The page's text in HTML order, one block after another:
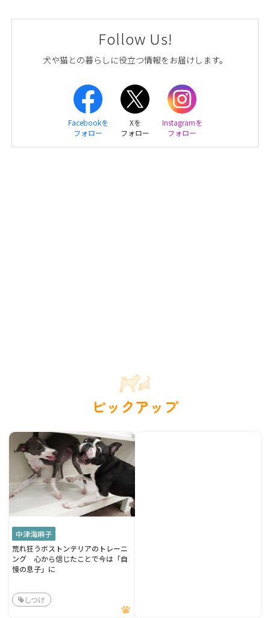
Follow Us!
犬や猫との暮らしに役立つ情報をお届けします。
Facebookを
フォロー
Xを
フォロー
Instagramを
フォロー
ピックアップ
中津海麻子
荒れ狂うボストンテリアのトレーニ
ング 心から信じたことで今は「自
慢の息子」に
しつけ